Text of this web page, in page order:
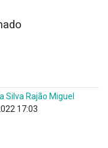
Silva Rajão Miguel
17:03